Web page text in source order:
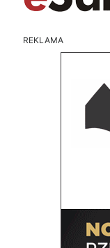
REKLAMA